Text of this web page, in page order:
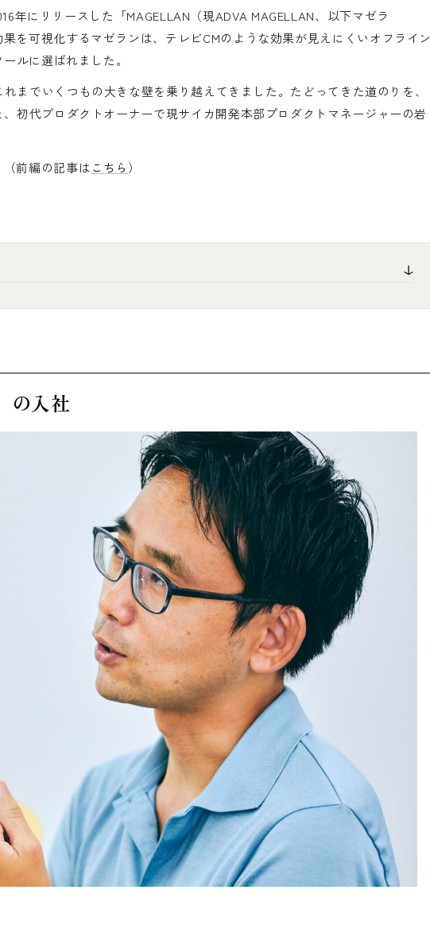
年にリリースした「MAGELLAN（現ADVA MAGELLAN、以下マゼラ
を可視化するマゼランは、テレビCMのような効果が見えにくいオフライン
ルに選ばれました。
までいくつもの大きな壁を乗り越えてきました。たどってきた道のりを、
初代プロダクトオーナーで現サイカ開発本部プロダクトマネージャーの岩
前編の記事はこちら ）
の入社